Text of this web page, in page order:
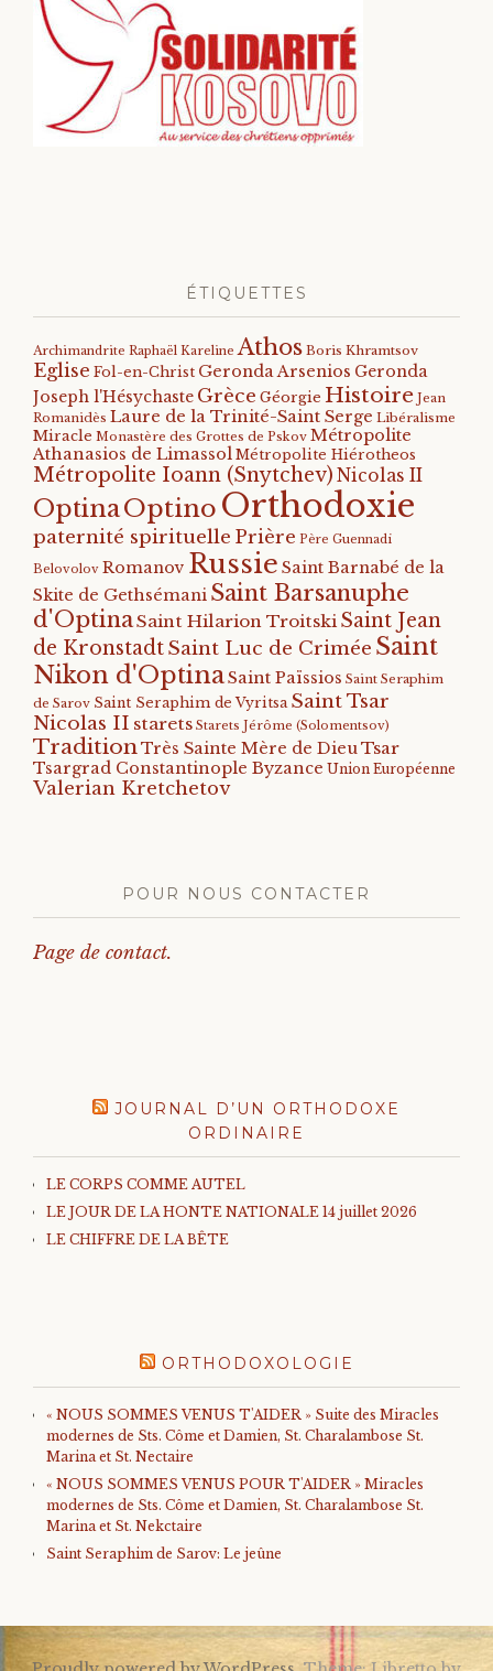
ÉTIQUETTES
Archimandrite Raphaël Kareline Athos Boris Khramtsov
Eglise Fol-en-Christ Geronda Arsenios Geronda
Joseph l'Hésychaste Grèce Géorgie Histoire Jean
Romanidès Laure de la Trinité-Saint Serge Libéralisme
Miracle Monastère des Grottes de Pskov Métropolite
Athanasios de Limassol Métropolite Hiérotheos
Métropolite Ioann (Snytchev) Nicolas II
OptinaOptino Orthodoxie
paternité spirituelle Prière Père Guennadi
Belovolov Romanov Russie Saint Barnabé de la
Skite de Gethsémani Saint Barsanuphe
d'OptinaSaint Hilarion Troitski Saint Jean
de KronstadtSaint Luc de Crimée Saint
Nikon d'OptinaSaint Païssios Saint Seraphim
de Sarov Saint Seraphim de Vyritsa Saint Tsar
Nicolas II starets Starets Jérôme (Solomentsov)
TraditionTrès Sainte Mère de DieuTsar
Tsargrad Constantinople Byzance Union Européenne
Valerian Kretchetov
POUR NOUS CONTACTER
Page de contact.
JOURNAL D’UN ORTHODOXE
ORDINAIRE
LE CORPS COMME AUTEL
LE JOUR DE LA HONTE NATIONALE 14 juillet 2026
LE CHIFFRE DE LA BÊTE
ORTHODOXOLOGIE
« NOUS SOMMES VENUS T'AIDER » Suite des Miracles
modernes de Sts. Côme et Damien, St. Charalambose St.
Marina et St. Nectaire
« NOUS SOMMES VENUS POUR T'AIDER » Miracles
modernes de Sts. Côme et Damien, St. Charalambose St.
Marina et St. Nekctaire
Saint Seraphim de Sarov: Le jeûne